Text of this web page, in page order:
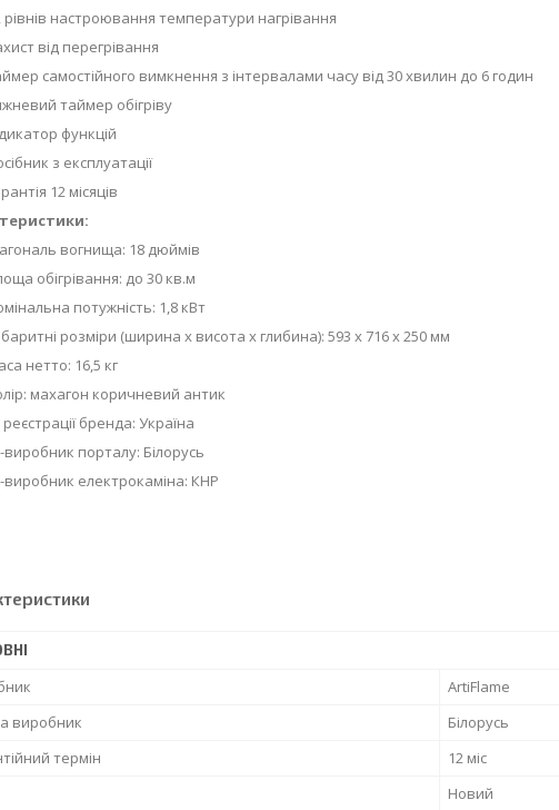
настроювання температури нагрівання
від перегрівання
самостійного вимкнення з інтервалами часу від 30 хвилин до 6 годин
таймер обігріву
функцій
з експлуатації
12 місяців
вогнища: 18 дюймів
обігрівання: до 30 кв.м
потужність: 1,8 кВт
розміри (ширина х висота х глибина): 593 х 716 х 250 мм
нетто: 16,5 кг
махагон коричневий антик
бренда: Україна
виробник порталу: Білорусь
виробник електрокаміна: КНР
ArtiFlame
виробник
Білорусь
термін
12 міс
Новий